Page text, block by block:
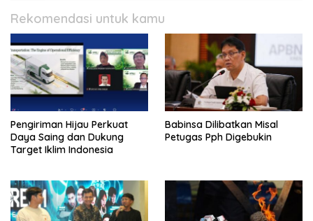
Rekomendasi untuk kamu
Pengiriman Hijau Perkuat
Daya Saing dan Dukung
Target Iklim Indonesia
Babinsa Dilibatkan Misal
Petugas Pph Digebukin